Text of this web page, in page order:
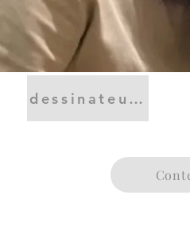
dessinateur BD/